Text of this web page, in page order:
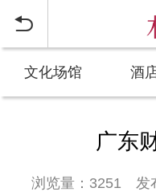

文化场馆 酒
广东
浏览量：3251 发